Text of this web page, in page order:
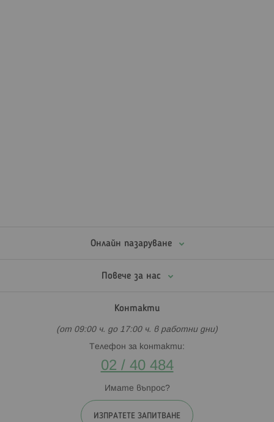
Онлайн пазаруване
Повече за нас
Контакти
(от 09:00 ч. до 17:00 ч. в работни дни)
Телефон за контакти:
02 / 40 484
Имате въпрос?
ИЗПРАТЕТЕ ЗАПИТВАНЕ